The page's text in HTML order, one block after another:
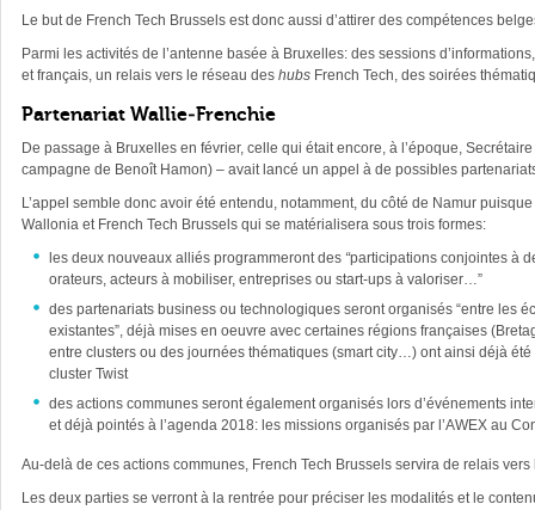
Le but de French Tech Brussels est donc aussi d’attirer des compétences
Parmi les activités de l’antenne basée à Bruxelles: des sessions
et français, un relais vers le réseau des hubs French Tech, des soirées
Partenariat Wallie-Frenchie
De passage à Bruxelles en février, celle qui était encore, à l’époque,
campagne de Benoît Hamon) – avait lancé un appel à de possibles
L’appel semble donc avoir été entendu, notamment, du côté de Namur
Wallonia et French Tech Brussels qui se matérialisera sous trois formes:
les deux nouveaux alliés programmeront des “participations conjointes à
orateurs, acteurs à mobiliser, entreprises ou start-ups à valoriser…”
des partenariats business ou technologiques seront organisés “entre les
existantes”, déjà mises en oeuvre avec certaines régions françaises
entre clusters ou des journées thématiques (smart city…) ont ainsi déjà
cluster Twist
des actions communes seront également organisés lors d’événements
et déjà pointés à l’agenda 2018: les missions organisés par l’AWEX au
Au-delà de ces actions communes, French Tech Brussels servira de relais
Les deux parties se verront à la rentrée pour préciser les modalités et le